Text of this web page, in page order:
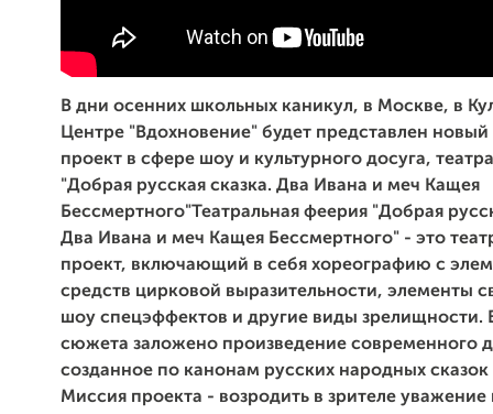
В дни осенних школьных каникул, в Москве, в
Центре "Вдохновение" будет представлен
проект в сфере шоу и культурного досуга,
"Добрая русская сказка. Два Ивана и меч Кащея
Бессмертного"Театральная феерия "Добрая
Два Ивана и меч Кащея Бессмертного" - это
проект, включающий в себя хореографию с
средств цирковой выразительности, элементы
шоу спецэффектов и другие виды зрелищности.
сюжета заложено произведение современного
созданное по канонам русских народных
Миссия проекта - возродить в зрителе